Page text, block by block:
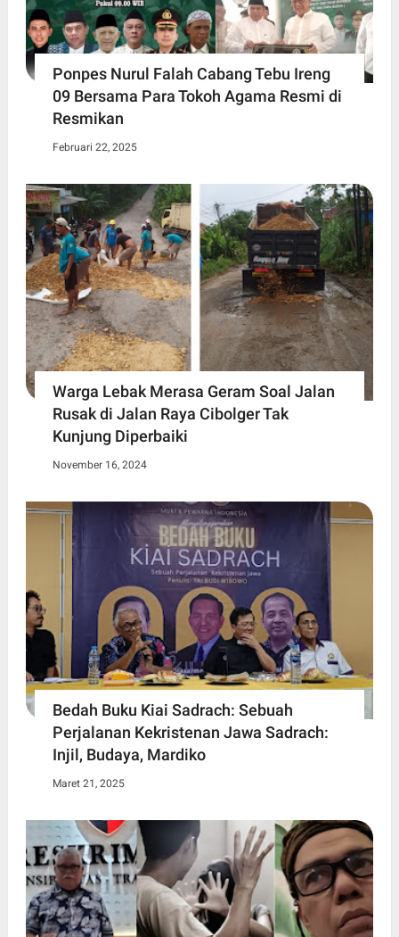
Ponpes Nurul Falah Cabang Tebu Ireng
09 Bersama Para Tokoh Agama Resmi di
Resmikan
Februari 22, 2025
Warga Lebak Merasa Geram Soal Jalan
Rusak di Jalan Raya Cibolger Tak
Kunjung Diperbaiki
November 16, 2024
Bedah Buku Kiai Sadrach: Sebuah
Perjalanan Kekristenan Jawa Sadrach:
Injil, Budaya, Mardiko
Maret 21, 2025